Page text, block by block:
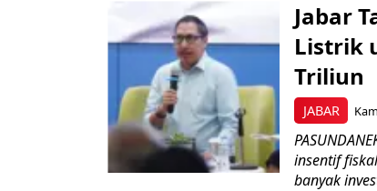
JABAR
Jabar
Listrik
Triliun
insentif
banyak